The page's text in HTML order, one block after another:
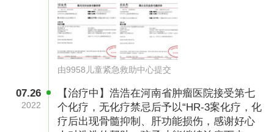
那里治疗手段会对孩子更好。
由9958儿童紧急救助中心提交
07.26
2022
【治疗中】浩浩在河南省肿瘤医院接受第七
个化疗，无化疗禁忌后予以“HR-3案化疗，化
疗后出现骨髓抑制、肝功能损伤，感谢好心